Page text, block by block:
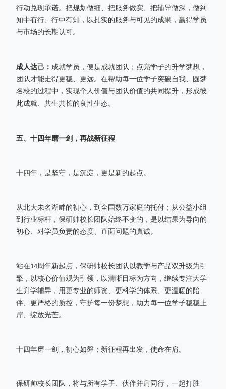
行动兑现承诺。把规划做细、把服务做实、把辅导做深，做到
知中有行、行中有知，以扎实的服务与可见的成果，赢得学员
与市场的长期认可。
成人达己： 成就学员，便是成就团队；点亮学子的升学梦想，
团队才能走得更稳、更远。在帮助每一位学子突破自我、圆梦
名校的过程中，实现个人价值与团队价值的共同提升，形成彼
此成就、共生共长的良性生态。
五、 十四年磨一剑，再战新征程
十四年，是坚守，是沉淀，更是新的起点。
从北大未名湖畔的初心，到全国数万家庭的托付；从公益小组
到行业标杆，保研帅校长团队始终不变的，是以结果为导向的
初心、对学员负责的态度、直面问题的真诚。
站在14 周年新起点，保研帅校长团队以教学与产品双升级为引
擎，以核心价值观为引领，以清晰目标为方向，继续专注大学
生升学辅导，用更专业的师资、更科学的体系、更温暖的陪
伴、更严格的质控，守护每一份梦想，助力每一位学子稳稳上
岸、绽放光芒。
十四年磨一剑，初心如磐；新征程再出发，使命在肩。
保研帅校长团队，将与所有学子、伙伴并肩同行，一起打胜